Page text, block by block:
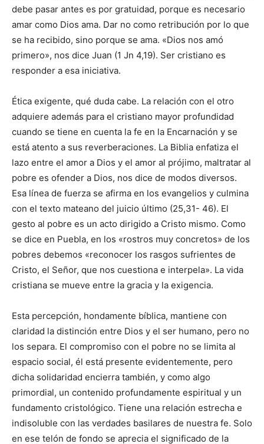
debe pasar antes es por gratuidad, porque es necesario
amar como Dios ama. Dar no como retribución por lo que
se ha recibido, sino porque se ama. «Dios nos amó
primero», nos dice Juan (1 Jn 4,19). Ser cristiano es
responder a esa iniciativa.
Ética exigente, qué duda cabe. La relación con el otro
adquiere además para el cristiano mayor profundidad
cuando se tiene en cuenta la fe en la Encarnación y se
está atento a sus reverberaciones. La Biblia enfatiza el
lazo entre el amor a Dios y el amor al prójimo, maltratar al
pobre es ofender a Dios, nos dice de modos diversos.
Esa línea de fuerza se afirma en los evangelios y culmina
con el texto mateano del juicio último (25,31- 46). El
gesto al pobre es un acto dirigido a Cristo mismo. Como
se dice en Puebla, en los «rostros muy concretos» de los
pobres debemos «reconocer los rasgos sufrientes de
Cristo, el Señor, que nos cuestiona e interpela». La vida
cristiana se mueve entre la gracia y la exigencia.
Esta percepción, hondamente bíblica, mantiene con
claridad la distinción entre Dios y el ser humano, pero no
los separa. El compromiso con el pobre no se limita al
espacio social, él está presente evidentemente, pero
dicha solidaridad encierra también, y como algo
primordial, un contenido profundamente espiritual y un
fundamento cristológico. Tiene una relación estrecha e
indisoluble con las verdades basilares de nuestra fe. Solo
en ese telón de fondo se aprecia el significado de la